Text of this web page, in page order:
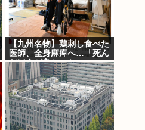
【九州名物】鶏刺し食べた
医師、全身麻痺へ…「死ん
だほうが良かった」